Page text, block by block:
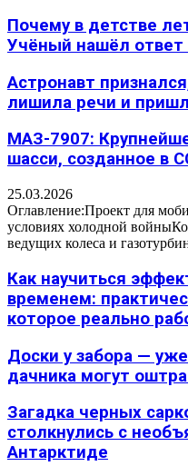
Почему в детстве
Учёный нашёл ответ
Астронавт
лишила речи и
МАЗ-7907:
шасси, созданное в
25.03.2026
Оглавление:Проект для
условиях холодной
ведущих колеса и
Как научиться
временем:
которое реально
Доски у забора —
дачника могут
Загадка черных
столкнулись с
Антарктиде